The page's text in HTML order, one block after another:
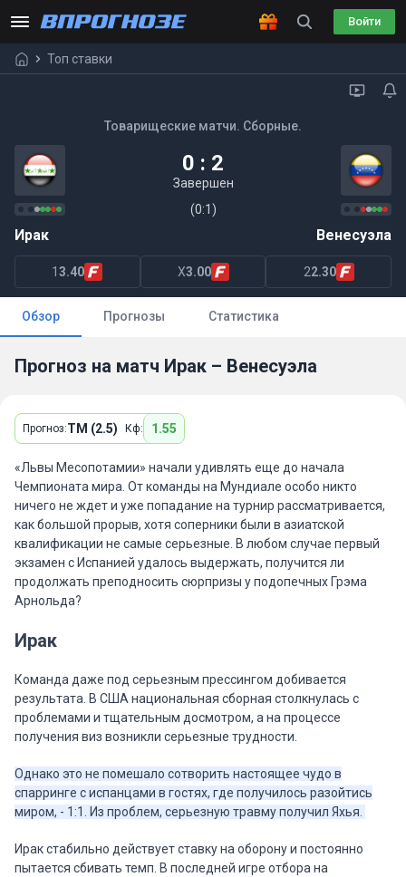
Войти
Топ ставки
Товарищеские матчи. Сборные.
0 : 2
Завершен
(0:1)
Ирак Венесуэла
13.40 X3.00 22.30
Обзор Прогнозы Статистика
Прогноз на матч Ирак – Венесуэла
Прогноз:ТМ (2.5) Кф: 1.55
«Львы Месопотамии» начали удивлять еще до начала
Чемпионата мира. От команды на Мундиале особо никто
ничего не ждет и уже попадание на турнир рассматривается,
как большой прорыв, хотя соперники были в азиатской
квалификации не самые серьезные. В любом случае первый
экзамен с Испанией удалось выдержать, получится ли
продолжать преподносить сюрпризы у подопечных Грэма
Арнольда?
Ирак
Команда даже под серьезным прессингом добивается
результата. В США национальная сборная столкнулась с
проблемами и тщательным досмотром, а на процессе
получения виз возникли серьезные трудности.
Однако это не помешало сотворить настоящее чудо в
спарринге с испанцами в гостях, где получилось разойтись
миром, - 1:1. Из проблем, серьезную травму получил Яхья.
Ирак стабильно действует ставку на оборону и постоянно
пытается сбивать темп. В последней игре отбора на